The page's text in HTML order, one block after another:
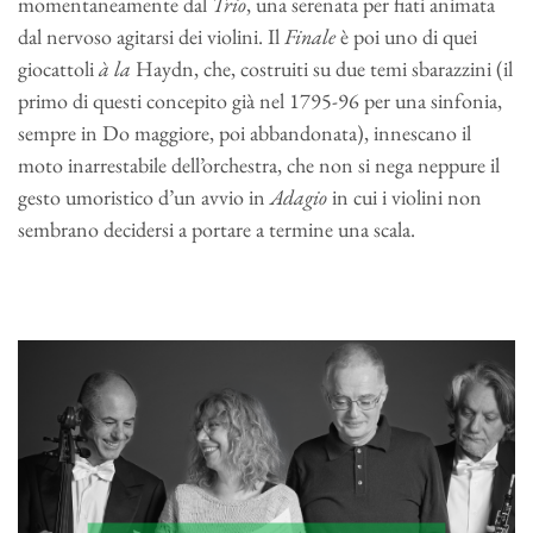
dal nervoso agitarsi dei violini. IlFinaleè poi uno di quei
giocattolià la Haydn, che, costruiti su due temi sbarazzini (il
primo di questi concepito già nel 1795-96 per una sinfonia,
sempre in Do maggiore, poi abbandonata), innescano il
moto inarrestabile dell’orchestra, che non si nega neppure il
gesto umoristico d’un avvio inAdagioin cui i violini non
sembrano decidersi a portare a termine una scala.